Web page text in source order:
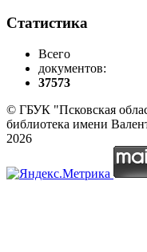
Статистика
Всего
документов:
37573
© ГБУК "Псковская
библиотека имени
2026